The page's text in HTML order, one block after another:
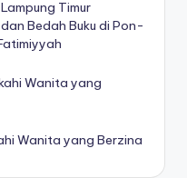
Lampung Timur
Bedah Buku di Pon-
Wanita yang
Wanita yang Berzina